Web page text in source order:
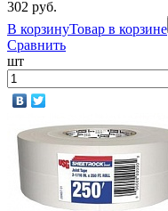
302 руб.
В корзинуТовар в корзине
Сравнить
шт